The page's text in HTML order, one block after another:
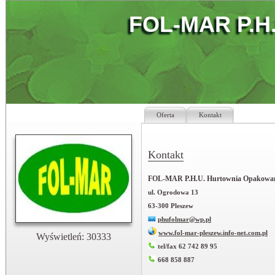
FOL-MAR
Wyświetleń: 30333
Oferta Kontakt
Kontakt
FOL-MAR P.H.U. Hurtownia
ul. Ogrodowa 13
63-300 Pleszew
phufolmar@wp.pl
www.fol-mar-pleszew.info-net.com.pl
tel/fax 62 742 89 95
668 858 887